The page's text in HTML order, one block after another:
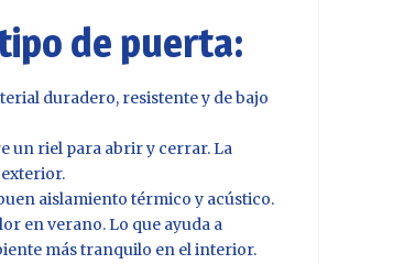
de puerta:
duradero, resistente y de bajo
un riel para abrir y cerrar. La
aislamiento térmico y acústico.
en verano. Lo que ayuda a
más tranquilo en el interior.